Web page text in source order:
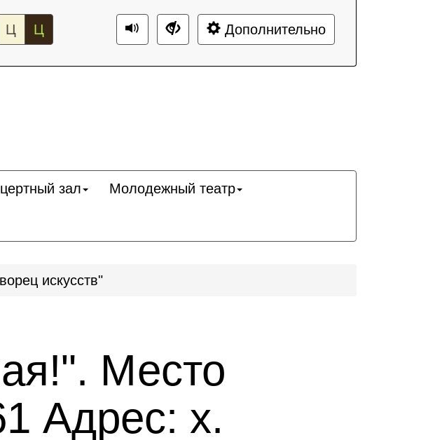
Ц Ц Дополнительно
зал Молодежный театр
искусств"
Место
Адрес: х.